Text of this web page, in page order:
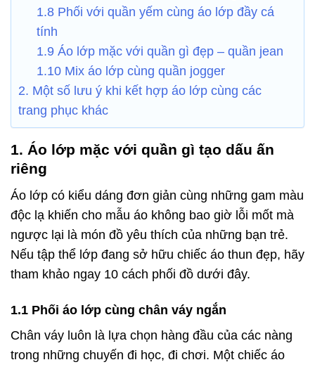
1.8 Phối với quần yếm cùng áo lớp đầy cá
tính
1.9 Áo lớp mặc với quần gì đẹp – quần jean
1.10 Mix áo lớp cùng quần jogger
2. Một số lưu ý khi kết hợp áo lớp cùng các
trang phục khác
1. Áo lớp mặc với quần gì tạo dấu ấn
riêng
Áo lớp có kiểu dáng đơn giản cùng những gam màu
độc lạ khiến cho mẫu áo không bao giờ lỗi mốt mà
ngược lại là món đồ yêu thích của những bạn trẻ.
Nếu tập thể lớp đang sở hữu chiếc áo thun đẹp, hãy
tham khảo ngay 10 cách phối đồ dưới đây.
1.1 Phối áo lớp cùng chân váy ngắn
Chân váy luôn là lựa chọn hàng đầu của các nàng
trong những chuyến đi học, đi chơi. Một chiếc áo